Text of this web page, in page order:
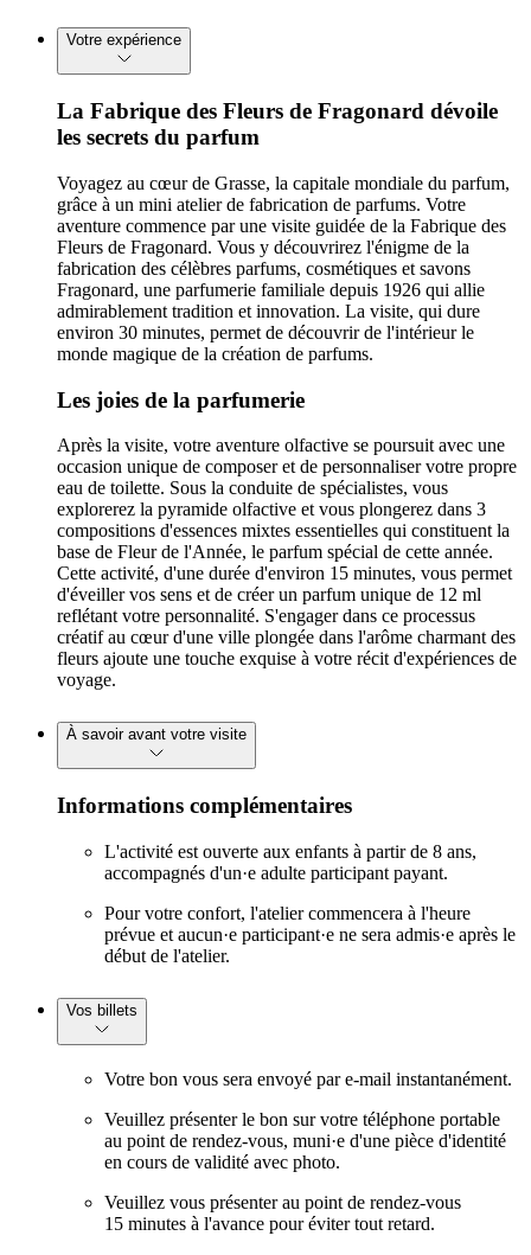
Votre expérience
La Fabrique des Fleurs de Fragonard dévoile
les secrets du parfum
Voyagez au cœur de Grasse, la capitale mondiale du parfum,
grâce à un mini atelier de fabrication de parfums. Votre
aventure commence par une visite guidée de la Fabrique des
Fleurs de Fragonard. Vous y découvrirez l'énigme de la
fabrication des célèbres parfums, cosmétiques et savons
Fragonard, une parfumerie familiale depuis 1926 qui allie
admirablement tradition et innovation. La visite, qui dure
environ 30 minutes, permet de découvrir de l'intérieur le
monde magique de la création de parfums.
Les joies de la parfumerie
Après la visite, votre aventure olfactive se poursuit avec une
occasion unique de composer et de personnaliser votre propre
eau de toilette. Sous la conduite de spécialistes, vous
explorerez la pyramide olfactive et vous plongerez dans 3
compositions d'essences mixtes essentielles qui constituent la
base de Fleur de l'Année, le parfum spécial de cette année.
Cette activité, d'une durée d'environ 15 minutes, vous permet
d'éveiller vos sens et de créer un parfum unique de 12 ml
reflétant votre personnalité. S'engager dans ce processus
créatif au cœur d'une ville plongée dans l'arôme charmant des
fleurs ajoute une touche exquise à votre récit d'expériences de
voyage.
À savoir avant votre visite
Informations complémentaires
L'activité est ouverte aux enfants à partir de 8 ans,
accompagnés d'un·e adulte participant payant.
Pour votre confort, l'atelier commencera à l'heure
prévue et aucun·e participant·e ne sera admis·e après le
début de l'atelier.
Vos billets
Votre bon vous sera envoyé par e-mail instantanément.
Veuillez présenter le bon sur votre téléphone portable
au point de rendez-vous, muni·e d'une pièce d'identité
en cours de validité avec photo.
Veuillez vous présenter au point de rendez-vous
15 minutes à l'avance pour éviter tout retard.